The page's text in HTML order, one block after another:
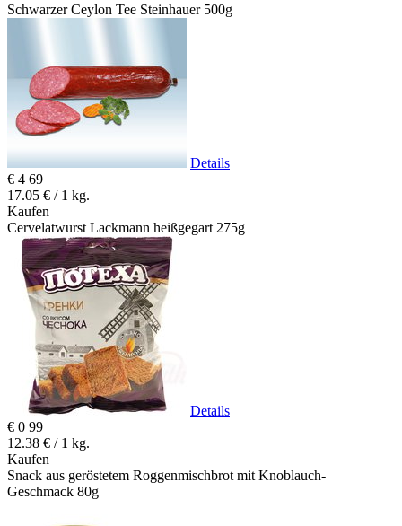
Schwarzer Ceylon Tee Steinhauer 500g
Details
€ 4 69
17.05 € / 1 kg.
Kaufen
Cervelatwurst Lackmann heißgegart 275g
Details
€ 0 99
12.38 € / 1 kg.
Kaufen
Snack aus geröstetem Roggenmischbrot mit Knoblauch-
Geschmack 80g